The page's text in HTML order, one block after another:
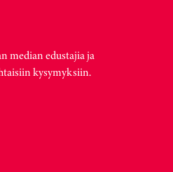
median edustajia ja
kysymyksiin.